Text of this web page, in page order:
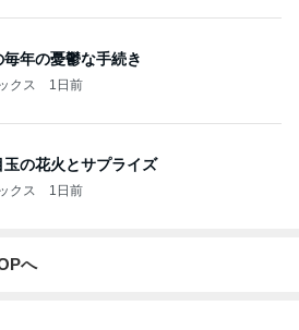
年の憂鬱な手続き
クス 1日前
玉の花火とサプライズ
クス 1日前
へ